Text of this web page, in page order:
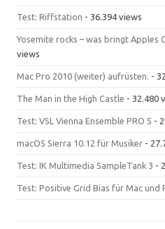
Test: Riffstation - 36.394 views
Yosemite rocks – was bringt Apples
views
Mac Pro 2010 (weiter) aufrüsten. -
The Man in the High Castle - 32.480
Test: VSL Vienna Ensemble PRO 5 -
macOS Sierra 10.12 für Musiker -
Test: IK Multimedia SampleTank 3 -
Test: Positive Grid Bias für Mac und